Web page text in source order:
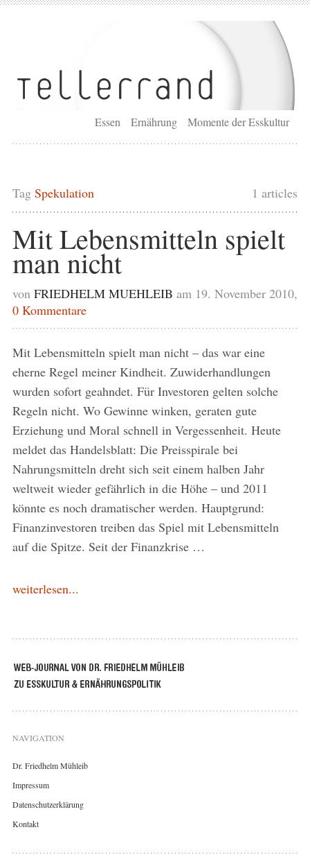
Essen Ernährung Momente der Esskultur
1 articles
Tag Spekulation
Mit Lebensmitteln spielt
man nicht
von FRIEDHELM MUEHLEIB am 19. November 2010,
0 Kommentare
Mit Lebensmitteln spielt man nicht – das war eine
eherne Regel meiner Kindheit. Zuwiderhandlungen
wurden sofort geahndet. Für Investoren gelten solche
Regeln nicht. Wo Gewinne winken, geraten gute
Erziehung und Moral schnell in Vergessenheit. Heute
meldet das Handelsblatt: Die Preisspirale bei
Nahrungsmitteln dreht sich seit einem halben Jahr
weltweit wieder gefährlich in die Höhe – und 2011
könnte es noch dramatischer werden. Hauptgrund:
Finanzinvestoren treiben das Spiel mit Lebensmitteln
auf die Spitze. Seit der Finanzkrise …
weiterlesen...
NAVIGATION
Dr. Friedhelm Mühleib
Impressum
Datenschutzerklärung
Kontakt